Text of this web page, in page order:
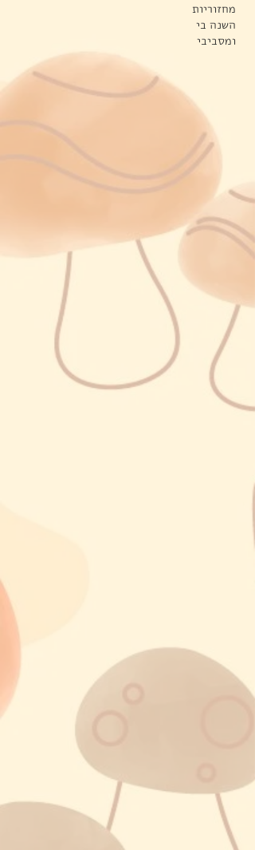
מחזוריות
השנה בי
ומסביבי